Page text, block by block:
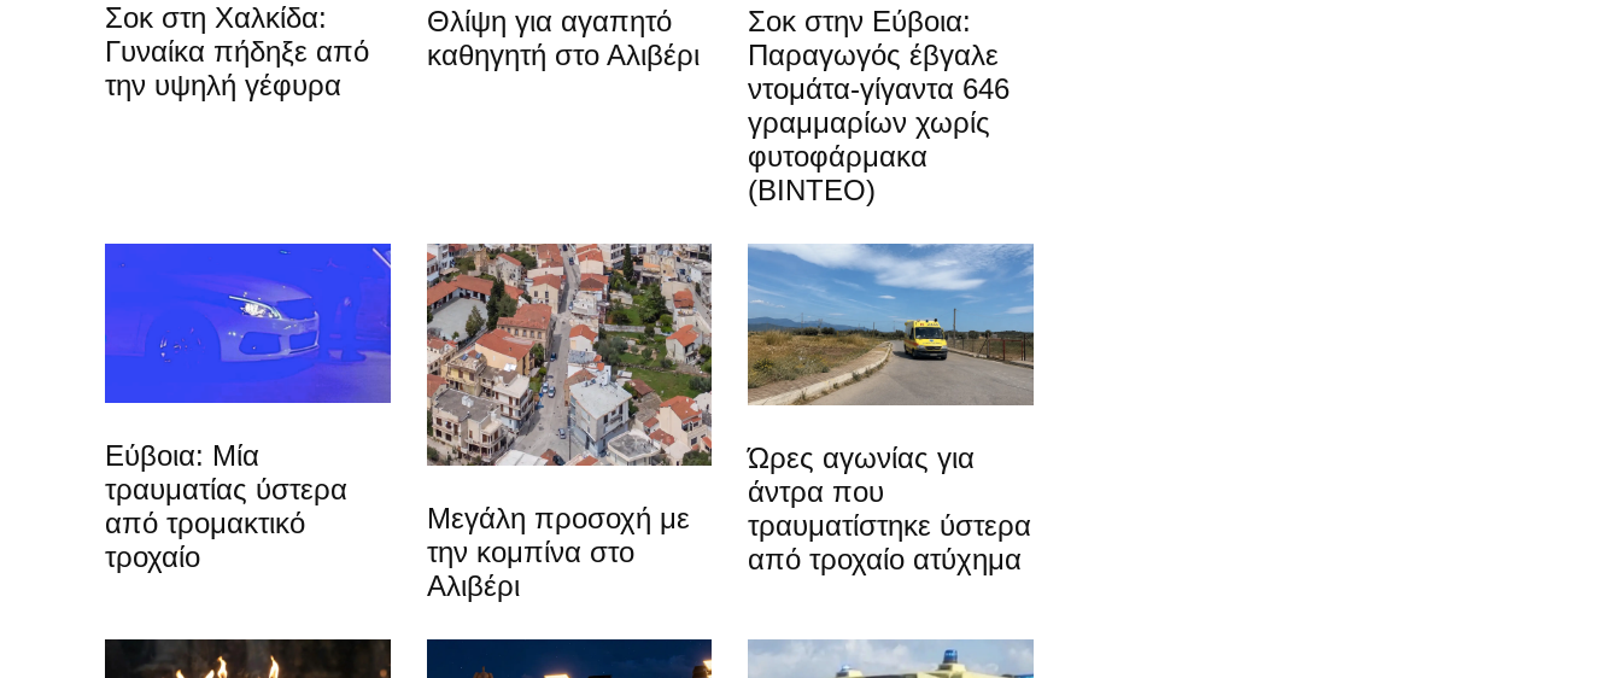
Σοκ στη Χαλκίδα:
Γυναίκα πήδηξε από
την υψηλή γέφυρα
Θλίψη για αγαπητό
καθηγητή στο Αλιβέρι
Σοκ στην Εύβοια:
Παραγωγός έβγαλε
ντομάτα-γίγαντα 646
γραμμαρίων χωρίς
φυτοφάρμακα
(ΒΙΝΤΕΟ)
Εύβοια: Μία
τραυματίας ύστερα
από τρομακτικό
τροχαίο
Μεγάλη προσοχή με
την κομπίνα στο
Αλιβέρι
Ώρες αγωνίας για
άντρα που
τραυματίστηκε ύστερα
από τροχαίο ατύχημα